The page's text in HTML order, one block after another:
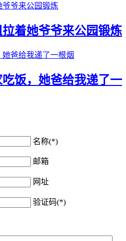
着她爷爷来公园锻炼
饭，她爸给我递了一
名称(*)
邮箱
网址
验证码(*)